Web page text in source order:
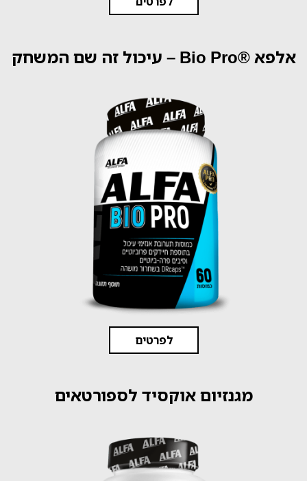
אלפא ®Bio Pro – עיכול זה שם המשחק
לפרטים
מגנזיום אוקסיד לספורטאים